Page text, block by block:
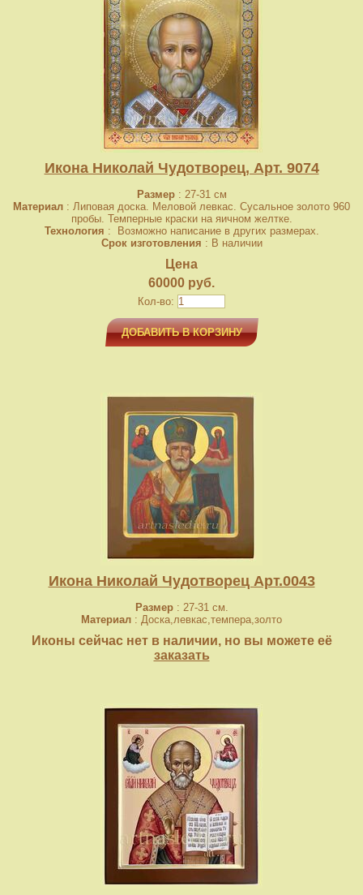
Икона Николай Чудотворец, Арт. 9074
Размер: 27-31 см
Материал : Липовая доска. Меловой левкас. Сусальное золото 960
пробы. Темперные краски на яичном желтке.
Технология : Возможно написание в других размерах.
Срок изготовления : В наличии
Цена
60000 руб.
Кол-во:
ДОБАВИТЬ В КОРЗИНУ
Икона Николай Чудотворец Арт.0043
Размер: 27-31 см.
Материал : Доска,левкас,темпера,золто
Иконы сейчас нет в наличии, но вы можете её
заказать